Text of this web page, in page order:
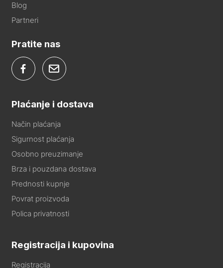
Blog
Partneri
Pratite nas
Plaćanje i dostava
Način plaćanja
Sigurnost plaćanja
Osobno preuzimanje
Brza i pouzdana dostava
Prednosti kupnje
Povrat proizvoda
Polica privatnosti
Registracija i kupovina
Registracija